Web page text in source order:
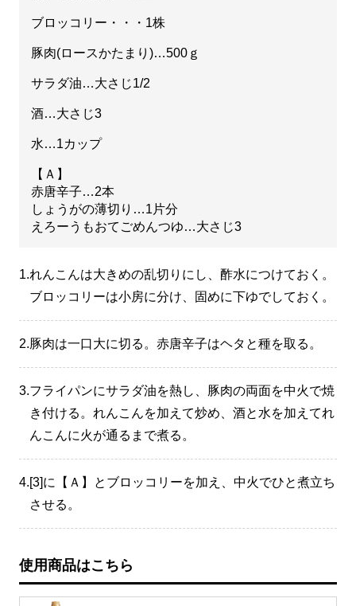
ブロッコリー・・・1株
豚肉(ロースかたまり)…500ｇ
サラダ油…大さじ1/2
酒…大さじ3
水…1カップ
【Ａ】
赤唐辛子…2本
しょうがの薄切り…1片分
えろーうもおてごめんつゆ…大さじ3
1.れんこんは大きめの乱切りにし、酢水につけておく。
ブロッコリーは小房に分け、固めに下ゆでしておく。
2.豚肉は一口大に切る。赤唐辛子はヘタと種を取る。
3.フライパンにサラダ油を熱し、豚肉の両面を中火で焼
き付ける。れんこんを加えて炒め、酒と水を加えてれ
んこんに火が通るまで煮る。
4.[3]に【Ａ】とブロッコリーを加え、中火でひと煮立ち
させる。
使用商品はこちら